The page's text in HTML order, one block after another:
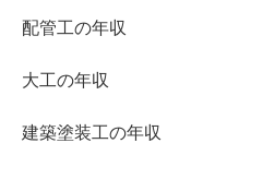
配管工の年収
大工の年収
建築塗装工の年収